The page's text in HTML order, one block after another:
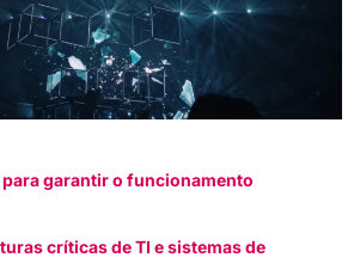
garantir o funcionamento
críticas de TI e sistemas de